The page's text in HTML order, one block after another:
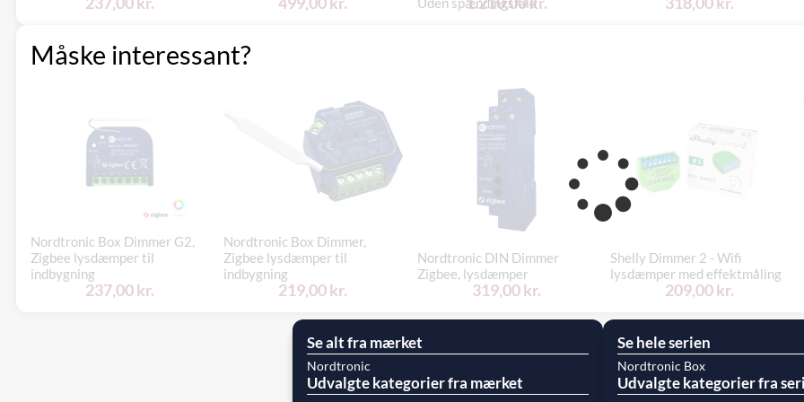
Måske interessant?
Nordtronic Box Dimmer G2,
Zigbee lysdæmper til
indbygning
237,00 kr.
Nordtronic Box Dimmer,
Zigbee lysdæmper til
indbygning
219,00 kr.
Nordtronic DIN Dimmer
Zigbee, lysdæmper
319,00 kr.
Shelly Dimmer 2 - Wifi
lysdæmper med effektmåling
209,00 kr.
Se alt fra mærket
Nordtronic
Udvalgte kategorier fra mærket
Se hele serien
Nordtronic Box
Udvalgte kategorier fra